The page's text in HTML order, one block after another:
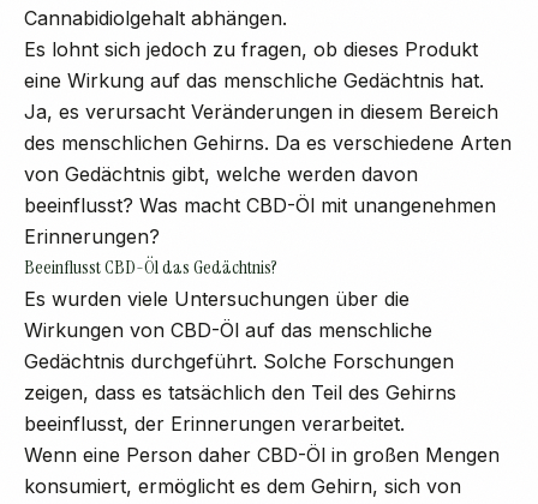
Cannabidiolgehalt abhängen.
Es lohnt sich jedoch zu fragen, ob dieses Produkt
eine Wirkung auf das menschliche Gedächtnis hat.
Ja, es verursacht Veränderungen in diesem Bereich
des menschlichen Gehirns. Da es verschiedene Arten
von Gedächtnis gibt, welche werden davon
beeinflusst? Was macht CBD-Öl mit unangenehmen
Erinnerungen?
Beeinflusst CBD-Öl das Gedächtnis?
Es wurden viele Untersuchungen über die
Wirkungen von CBD-Öl auf das menschliche
Gedächtnis durchgeführt. Solche Forschungen
zeigen, dass es tatsächlich den Teil des Gehirns
beeinflusst, der Erinnerungen verarbeitet.
Wenn eine Person daher CBD-Öl in großen Mengen
konsumiert, ermöglicht es dem Gehirn, sich von